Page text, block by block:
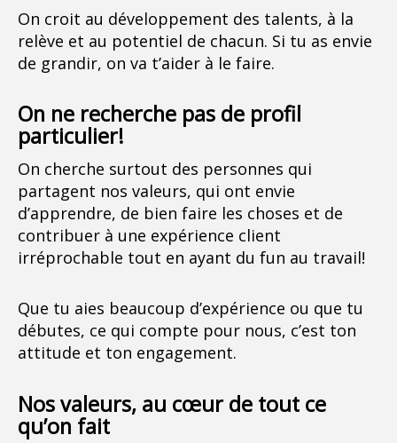
On croit au développement des talents, à la
relève et au potentiel de chacun. Si tu as envie
de grandir, on va t’aider à le faire.
On ne recherche pas de profil
particulier!
On cherche surtout des personnes qui
partagent nos valeurs, qui ont envie
d’apprendre, de bien faire les choses et de
contribuer à une expérience client
irréprochable tout en ayant du fun au travail!
Que tu aies beaucoup d’expérience ou que tu
débutes, ce qui compte pour nous, c’est ton
attitude et ton engagement.
Nos valeurs, au cœur de tout ce
qu’on fait